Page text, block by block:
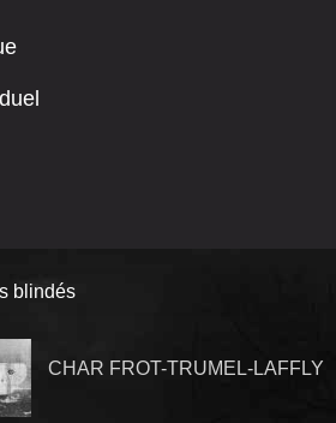
blindés
CHAR FROT-TRUMEL-LAFFLY